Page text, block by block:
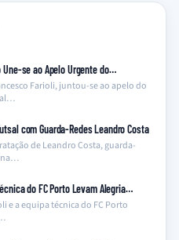
Une-se ao Apelo Urgente do…
Farioli, juntou-se ao apelo do
com Guarda-Redes Leandro Costa
de Leandro Costa, guarda-
do FC Porto Levam Alegria…
e a equipa técnica do FC Porto